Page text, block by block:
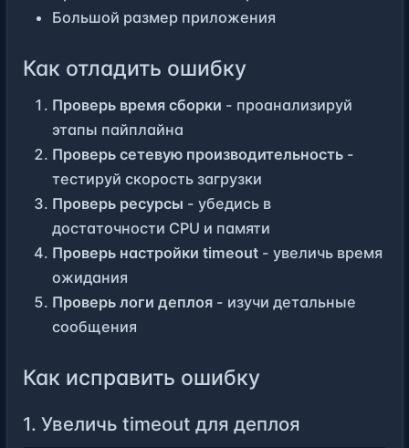
Большой размер приложения
Как отладить ошибку
Проверь время сборки - проанализируй
этапы пайплайна
Проверь сетевую производительность -
тестируй скорость загрузки
Проверь ресурсы - убедись в
достаточности CPU и памяти
Проверь настройки timeout - увеличь время
ожидания
Проверь логи деплоя - изучи детальные
сообщения
Как исправить ошибку
1. Увеличь timeout для деплоя